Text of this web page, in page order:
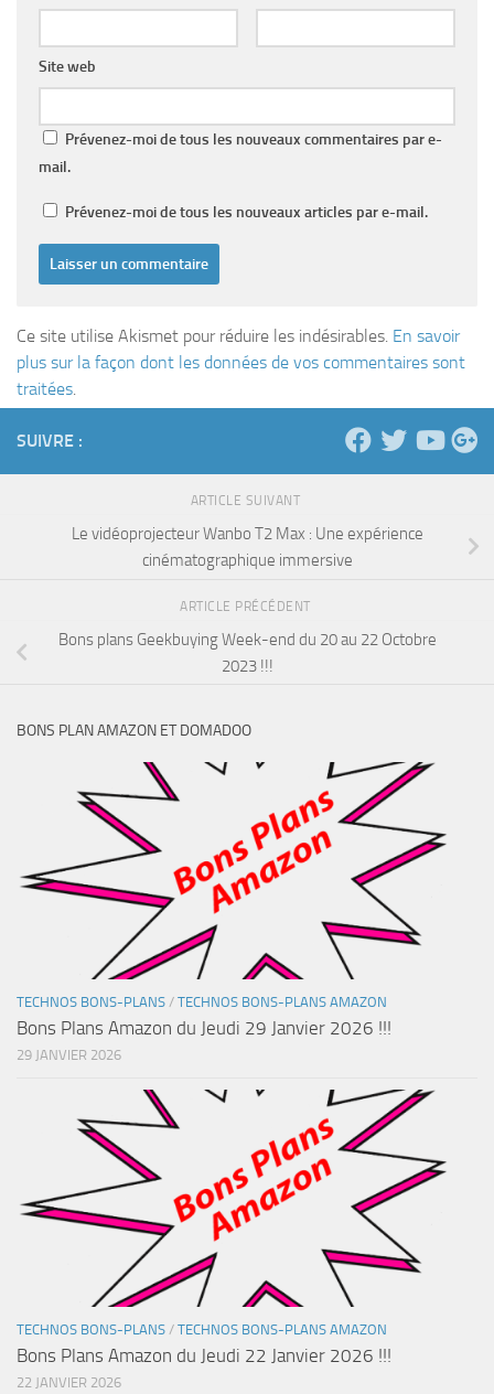
Site web
Prévenez-moi de tous les nouveaux commentaires par e-
mail.
Prévenez-moi de tous les nouveaux articles par e-mail.
Ce site utilise Akismet pour réduire les indésirables. En savoir
plus sur la façon dont les données de vos commentaires sont
traitées.
SUIVRE :
ARTICLE SUIVANT
Le vidéoprojecteur Wanbo T2 Max : Une expérience
cinématographique immersive
ARTICLE PRÉCÉDENT
Bons plans Geekbuying Week-end du 20 au 22 Octobre
2023 !!!
BONS PLAN AMAZON ET DOMADOO
TECHNOS BONS-PLANS / TECHNOS BONS-PLANS AMAZON
Bons Plans Amazon du Jeudi 29 Janvier 2026 !!!
29 JANVIER 2026
TECHNOS BONS-PLANS / TECHNOS BONS-PLANS AMAZON
Bons Plans Amazon du Jeudi 22 Janvier 2026 !!!
22 JANVIER 2026